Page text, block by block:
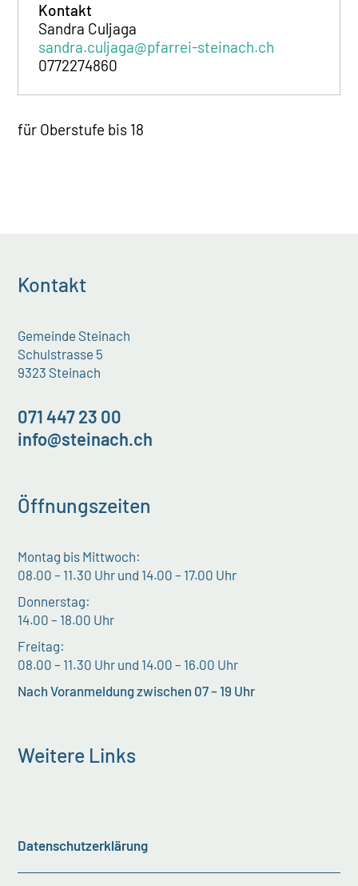
Kontakt
Sandra Culjaga
sandra.culjaga@pfarrei-steinach.ch
0772274860
für Oberstufe bis 18
Kontakt
Gemeinde Steinach
Schulstrasse 5
9323 Steinach
071 447 23 00
info@steinach.ch
Öffnungszeiten
Montag bis Mittwoch:
08.00 – 11.30 Uhr und 14.00 – 17.00 Uhr
Donnerstag:
14.00 – 18.00 Uhr
Freitag:
08.00 – 11.30 Uhr und 14.00 – 16.00 Uhr
Nach Voranmeldung zwischen 07 – 19 Uhr
Weitere Links
Datenschutzerklärung